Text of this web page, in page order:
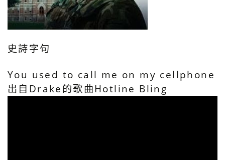
史詩字句
You used to call me on my cellphone
出自Drake的歌曲Hotline Bling